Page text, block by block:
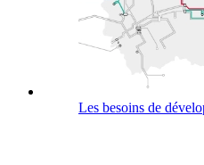
Les besoins de